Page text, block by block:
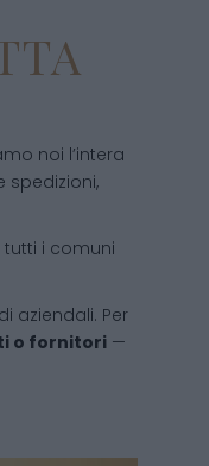
noi l’intera
spedizioni,
tutti i comuni
aziendali. Per
o fornitori —